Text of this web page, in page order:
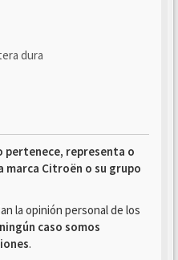
dura
pertenece, representa o
marca Citroën o su grupo
la opinión personal de los
caso somos
.